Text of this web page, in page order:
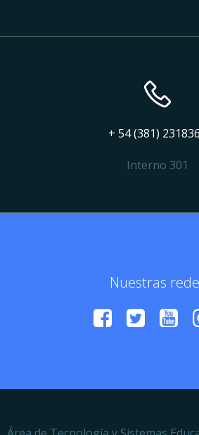
+ 54 (381)
Interno 301
Nuestras